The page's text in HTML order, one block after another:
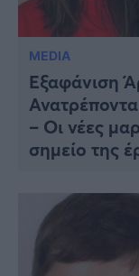
MEDIA
Εξαφάνιση
– Οι νέες
σημείο της